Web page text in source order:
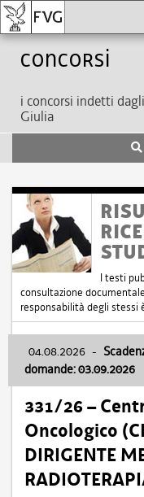
Concorsi
i concorsi indetti
Giulia
I testi
consultazione
responsabilità degli stessi
04.08.2026 -
domande: 03.09.2026
331/26 –
Oncologico
DIRIGENTE